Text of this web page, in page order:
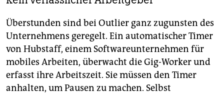
Überstunden sind bei Outlier ganz zugunsten des
Unternehmens geregelt. Ein automatischer Timer
von Hubstaff, einem Softwareunternehmen für
mobiles Arbeiten, überwacht die Gig-Worker und
erfasst ihre Arbeitszeit. Sie müssen den Timer
anhalten, um Pausen zu machen. Selbst